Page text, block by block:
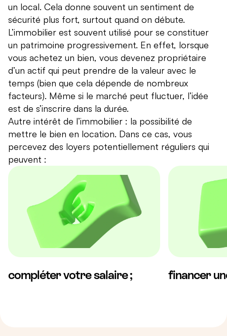
un local. Cela donne souvent un sentiment de
sécurité plus fort, surtout quand on débute.
L’immobilier est souvent utilisé pour se constituer
un patrimoine progressivement. En effet, lorsque
vous achetez un bien, vous devenez propriétaire
d’un actif qui peut prendre de la valeur avec le
temps (bien que cela dépende de nombreux
facteurs). Même si le marché peut fluctuer, l’idée
est de s’inscrire dans la durée.
Autre intérêt de l’immobilier : la possibilité de
mettre le bien en location. Dans ce cas, vous
percevez des loyers potentiellement réguliers qui
peuvent :
compléter votre salaire ; financer